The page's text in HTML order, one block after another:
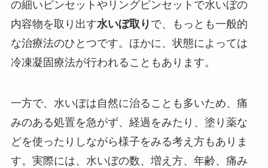
の細いピンセットやリングピンセットで水いぼの
内容物を取り出す水いぼ取り で、もっとも一般的
な治療法のひとつです。ほかに、状態によっては
冷凍凝固療法が行われることもあります。
一方で、水いぼは自然に治ることも多いため、痛
みのある処置を急がず、経過をみたり、塗り薬な
どを使ったりしながら様子をみる考え方もありま
す。実際には、水いぼの数、増え方、年齢、痛み